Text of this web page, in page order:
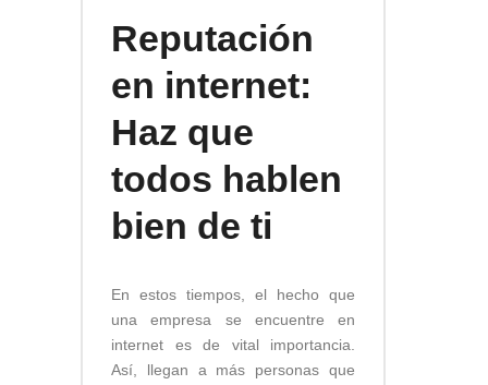
Reputación
en internet:
Haz que
todos hablen
bien de ti
En estos tiempos, el hecho que
una empresa se encuentre en
internet es de vital importancia.
Así, llegan a más personas que